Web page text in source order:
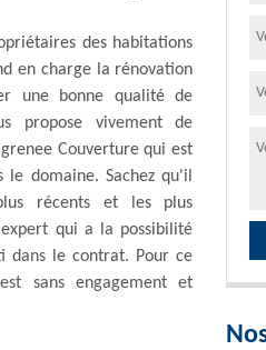
des habitations
en charge la rénovation
une bonne qualité de
propose vivement de
Couverture qui est
le domaine. Sachez qu'il
récents et les plus
qui a la possibilité
dans le contrat. Pour ce
sans engagement et